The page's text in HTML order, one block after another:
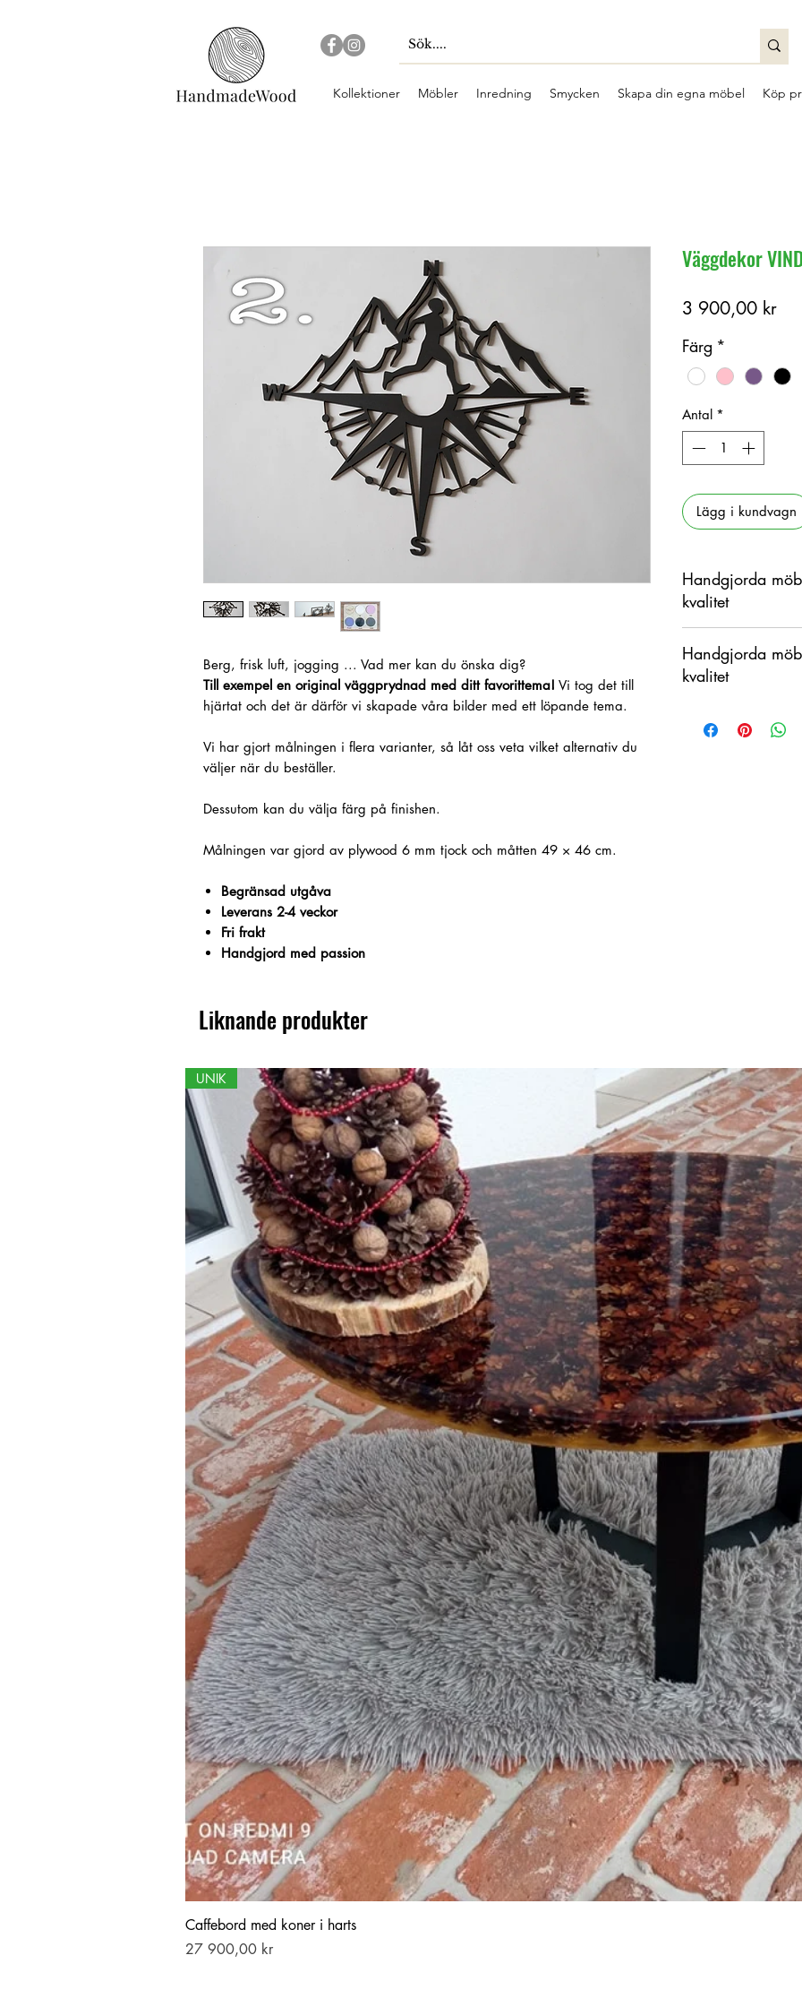
Kollektioner Möbler Inredning Smycken Skapa din egna möbel Köp
Berg, frisk luft, jogging ... Vad mer kan du önska dig?
Till exempel en original väggprydnad med ditt favorittema! Vi tog det till
hjärtat och det är därför vi skapade våra bilder med ett löpande tema.
Vi har gjort målningen i flera varianter, så låt oss veta vilket alternativ du
väljer när du beställer.
Dessutom kan du välja färg på finishen.
Målningen var gjord av plywood 6 mm tjock och måtten 49 × 46 cm.
Begränsad utgåva
Leverans 2-4 veckor
Fri frakt
Handgjord med passion
Väggdekor
3 900,00 krPris
Färg *
Antal *
Lägg i kundvagn
Handgjorda
kvalitet
organiskt material
skillnader
Handgjorda
kvalitet
organiskt material
Liknande produkter
UNIK
Caffebord med koner i harts
Pris
27 900,00 kr